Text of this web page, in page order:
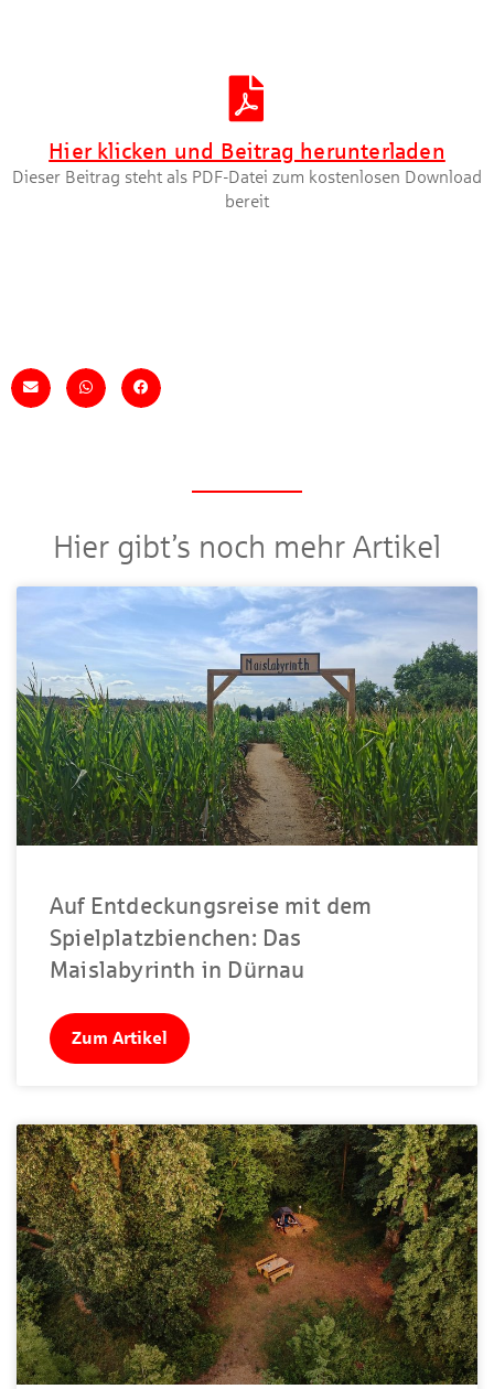
Hier klicken und Beitrag herunterladen
Dieser Beitrag steht als PDF-Datei zum kostenlosen Download
bereit
Hier gibt’s noch mehr Artikel
Auf Entdeckungsreise mit dem
Spielplatzbienchen: Das
Maislabyrinth in Dürnau
Zum Artikel